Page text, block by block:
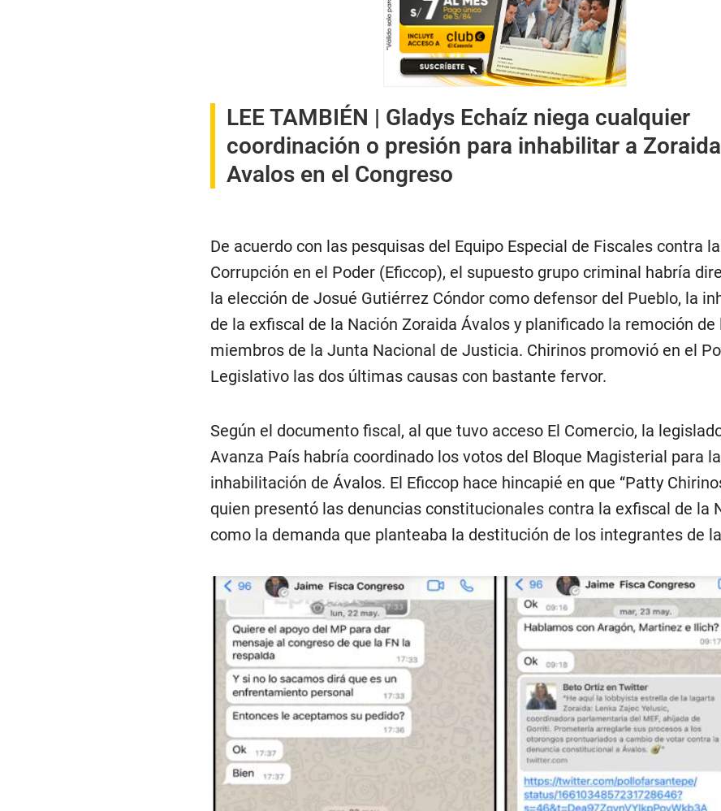
LEE TAMBIÉN | Gladys Echaíz niega cualquier
coordinación o presión para inhabilitar a Zoraida
Avalos en el Congreso
De acuerdo con las pesquisas del Equipo Especial de Fiscales contra la
Corrupción en el Poder (Eficcop), el supuesto grupo criminal habría
la elección de Josué Gutiérrez Cóndor como defensor del Pueblo, la
de la exfiscal de la Nación Zoraida Ávalos y planificado la remoción de
miembros de la Junta Nacional de Justicia. Chirinos promovió en el
Legislativo las dos últimas causas con bastante fervor.
Según el documento fiscal, al que tuvo acceso El Comercio, la
Avanza País habría coordinado los votos del Bloque Magisterial para la
inhabilitación de Ávalos. El Eficcop hace hincapié en que “Patty
quien presentó las denuncias constitucionales contra la exfiscal de la
como la demanda que planteaba la destitución de los integrantes de